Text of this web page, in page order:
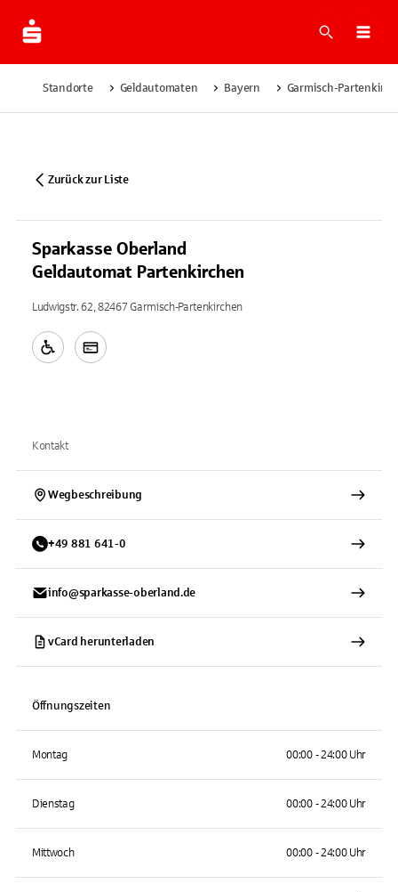
Suche
Standorte Geldautomaten Bayern Garmisch-
Zurück zur Liste
Sparkasse Oberland
Geldautomat Partenkirchen
Ludwigstr. 62, 82467 Garmisch-Partenkirchen
Kontakt
Wegbeschreibung
+49 881 641-0
info@sparkasse-oberland.de
vCard herunterladen
Öffnungszeiten
Montag 00:00 - 24:00 Uhr
Dienstag 00:00 - 24:00 Uhr
Mittwoch 00:00 - 24:00 Uhr